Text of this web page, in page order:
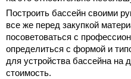
Построить бассейн своими
все же перед закупкой
посоветоваться с
определиться с формой и
для устройства бассейна на
стоимость.